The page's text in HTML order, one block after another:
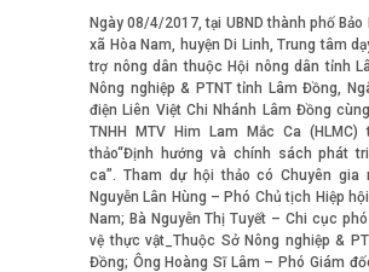
Ngày 08/4/2017, tại UBND thành phố Bảo
xã Hòa Nam, huyện Di Linh, Trung tâm
trợ nông dân thuộc Hội nông dân tỉnh
Nông nghiệp & PTNT tỉnh Lâm Đồng,
điện Liên Việt Chi Nhánh Lâm Đồng
TNHH MTV Him Lam Mắc Ca
thảo“Định hướng và chính sách phát
ca”. Tham dự hội thảo có Chuyên gia
Nguyễn Lân Hùng – Phó Chủ tịch Hiệp
Nam; Bà Nguyễn Thị Tuyết – Chi cục
vệ thực vật_Thuộc Sở Nông nghiệp &
Đồng; Ông Hoàng Sĩ Lâm – Phó Giám